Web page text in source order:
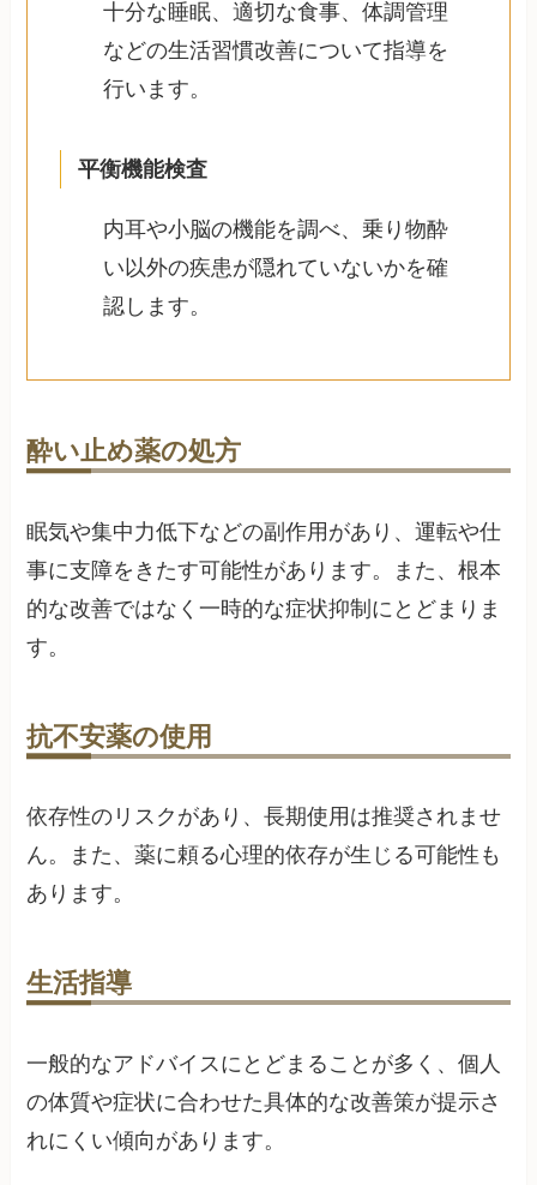
十分な睡眠、適切な食事、体調管理
などの生活習慣改善について指導を
行います。
平衡機能検査
内耳や小脳の機能を調べ、乗り物酔
い以外の疾患が隠れていないかを確
認します。
酔い止め薬の処方
眠気や集中力低下などの副作用があり、運転や仕
事に支障をきたす可能性があります。また、根本
的な改善ではなく一時的な症状抑制にとどまりま
す。
抗不安薬の使用
依存性のリスクがあり、長期使用は推奨されませ
ん。また、薬に頼る心理的依存が生じる可能性も
あります。
生活指導
一般的なアドバイスにとどまることが多く、個人
の体質や症状に合わせた具体的な改善策が提示さ
れにくい傾向があります。